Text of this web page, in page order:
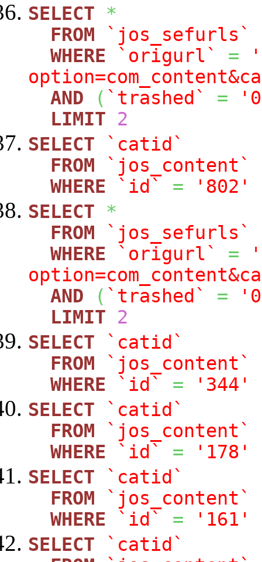
SELECT
*
FROM
`jos_sefurls`
WHERE
`origurl` =
AND
( `trashed` =
LIMIT
2
SELECT
`catid`
FROM
`jos_content`
WHERE
`id` =
'802'
SELECT
*
FROM
`jos_sefurls`
WHERE
`origurl` =
AND
( `trashed` =
LIMIT
2
SELECT
`catid`
FROM
`jos_content`
WHERE
`id` =
'344'
SELECT
`catid`
FROM
`jos_content`
WHERE
`id` =
'178'
SELECT
`catid`
FROM
`jos_content`
WHERE
`id` =
'161'
SELECT
`catid`